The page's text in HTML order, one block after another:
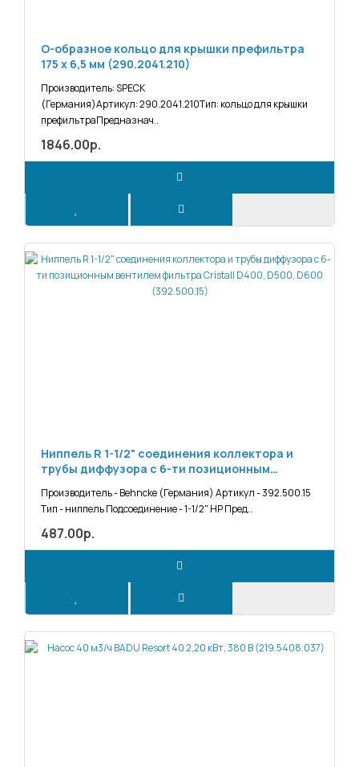
О-образное кольцо для крышки префильтра
175 x 6,5 мм (290.2041.210)
Производитель: SPECK
(Германия)Артикул: 290.2041.210Тип: кольцо для крышки
префильтраПредназнач..
1846.00р.
Ниппель R 1-1/2" соединения коллектора и
трубы диффузора с 6-ти позиционным
(392.500.15)
Производитель - Behncke (Германия) Артикул - 392.500.15
Тип - ниппель Подсоединение - 1-1/2" НР Пред..
487.00р.